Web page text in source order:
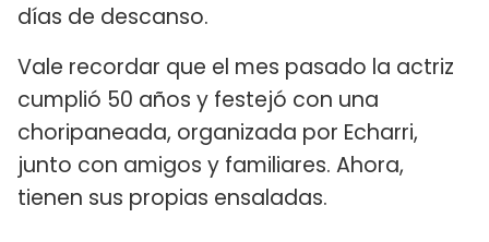
días de descanso.
Vale recordar que el mes pasado la actriz
cumplió 50 años y festejó con una
choripaneada, organizada por Echarri,
junto con amigos y familiares. Ahora,
tienen sus propias ensaladas.